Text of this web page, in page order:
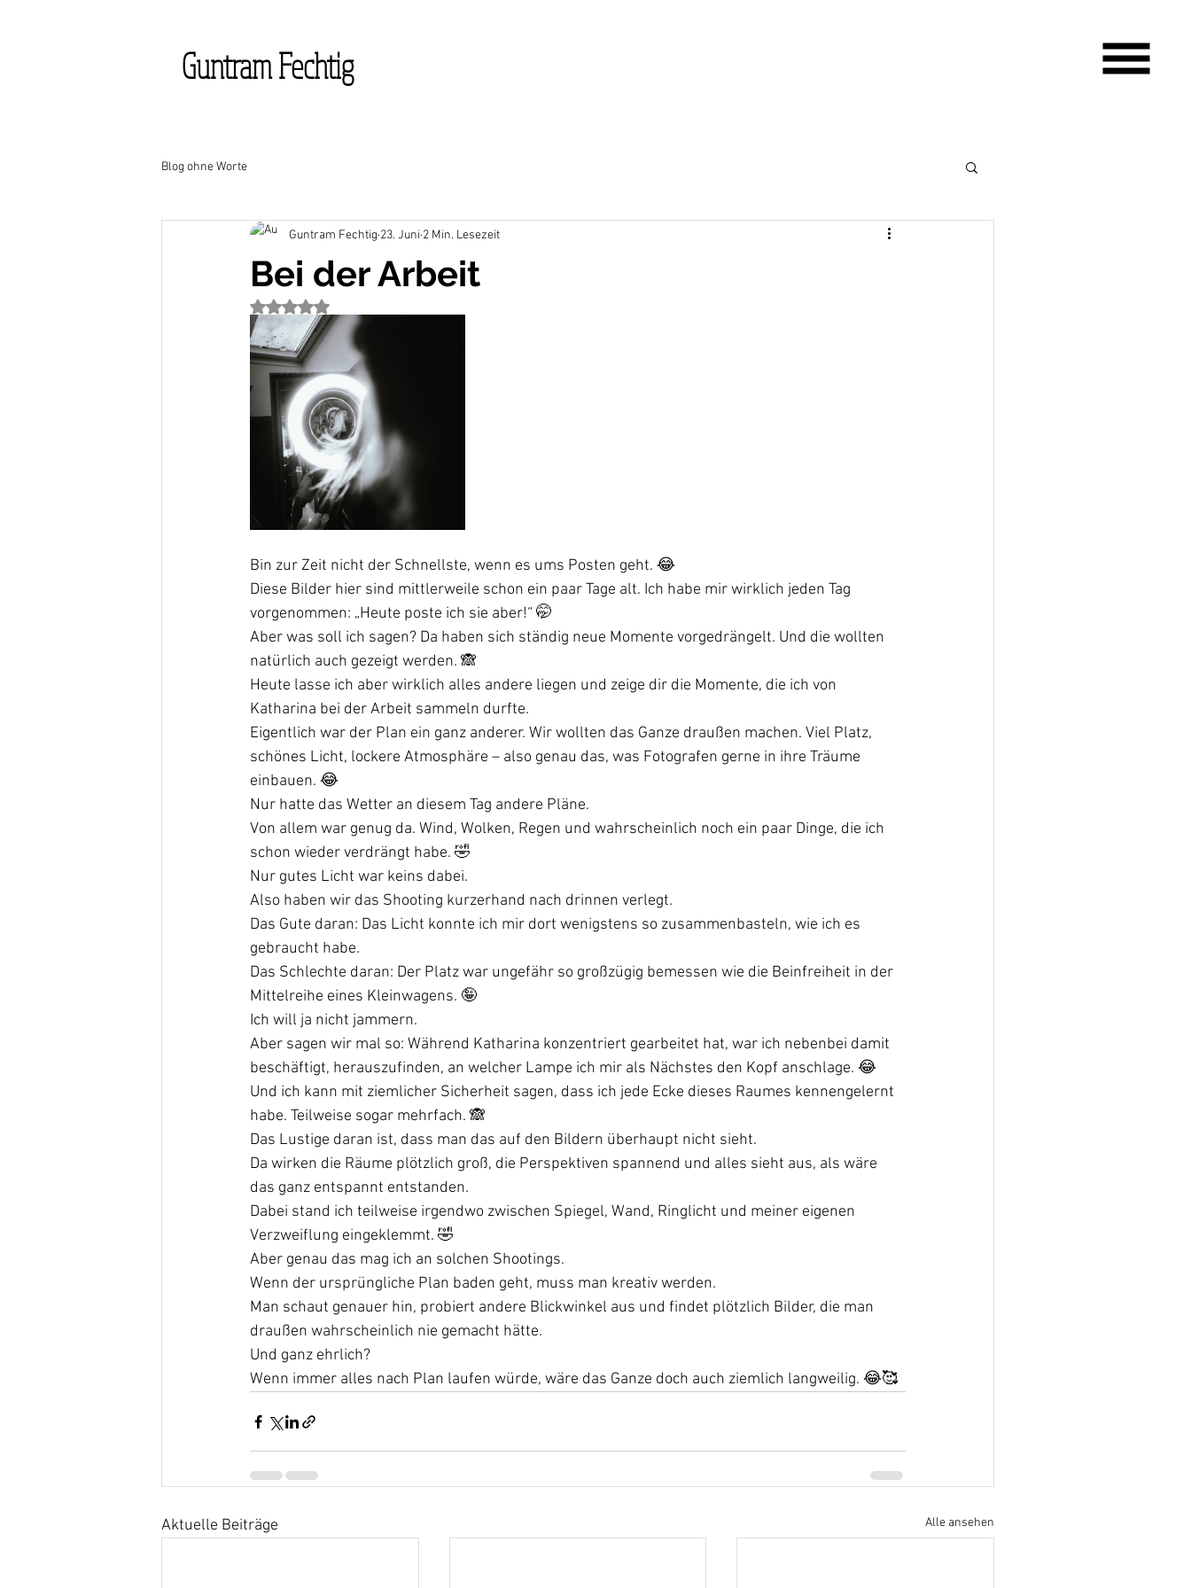
Guntram Fechtig
Blog ohne Worte
Bei der Arbeit
Guntram Fechtig 23. Juni 2 Min. Lesezeit
Mit NaN von 5 Sternen bewertet.
Bin zur Zeit nicht der Schnellste, wenn es ums Posten geht. 😂
Diese Bilder hier sind mittlerweile schon ein paar Tage alt. Ich habe mir wirklich jeden Tag
vorgenommen: „Heute poste ich sie aber!“ 🤭
Aber was soll ich sagen? Da haben sich ständig neue Momente vorgedrängelt. Und die wollten
natürlich auch gezeigt werden. 🙈
Heute lasse ich aber wirklich alles andere liegen und zeige dir die Momente, die ich von
Katharina bei der Arbeit sammeln durfte.
Eigentlich war der Plan ein ganz anderer. Wir wollten das Ganze draußen machen. Viel Platz,
schönes Licht, lockere Atmosphäre – also genau das, was Fotografen gerne in ihre Träume
einbauen. 😂
Nur hatte das Wetter an diesem Tag andere Pläne.
Von allem war genug da. Wind, Wolken, Regen und wahrscheinlich noch ein paar Dinge, die ich
schon wieder verdrängt habe. 🤣
Nur gutes Licht war keins dabei.
Also haben wir das Shooting kurzerhand nach drinnen verlegt.
Das Gute daran: Das Licht konnte ich mir dort wenigstens so zusammenbasteln, wie ich es
gebraucht habe.
Das Schlechte daran: Der Platz war ungefähr so großzügig bemessen wie die Beinfreiheit in der
Mittelreihe eines Kleinwagens. 🤪
Ich will ja nicht jammern.
Aber sagen wir mal so: Während Katharina konzentriert gearbeitet hat, war ich nebenbei damit
beschäftigt, herauszufinden, an welcher Lampe ich mir als Nächstes den Kopf anschlage. 😂
Und ich kann mit ziemlicher Sicherheit sagen, dass ich jede Ecke dieses Raumes kennengelernt
habe. Teilweise sogar mehrfach. 🙈
Das Lustige daran ist, dass man das auf den Bildern überhaupt nicht sieht.
Da wirken die Räume plötzlich groß, die Perspektiven spannend und alles sieht aus, als wäre
das ganz entspannt entstanden.
Dabei stand ich teilweise irgendwo zwischen Spiegel, Wand, Ringlicht und meiner eigenen
Verzweiflung eingeklemmt. 🤣
Aber genau das mag ich an solchen Shootings.
Wenn der ursprüngliche Plan baden geht, muss man kreativ werden.
Man schaut genauer hin, probiert andere Blickwinkel aus und findet plötzlich Bilder, die man
draußen wahrscheinlich nie gemacht hätte.
Und ganz ehrlich?
Wenn immer alles nach Plan laufen würde, wäre das Ganze doch auch ziemlich langweilig. 😂🥰
Aktuelle Beiträge Alle ansehen